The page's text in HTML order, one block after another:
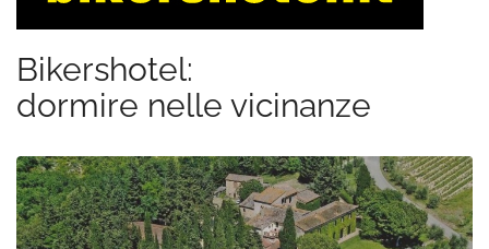
Bikershotel:
dormire nelle vicinanze